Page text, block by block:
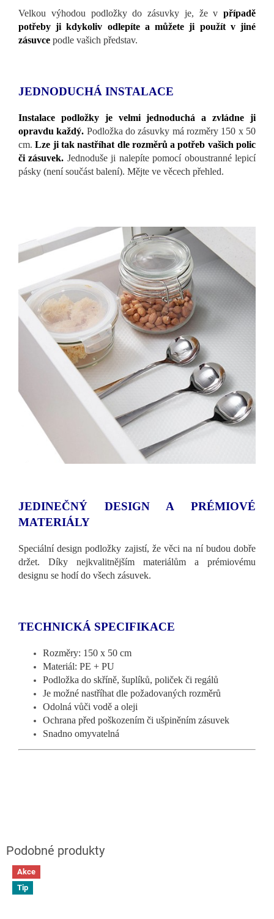
Velkou výhodou podložky do zásuvky je, že v případě
potřeby ji kdykoliv odlepíte a můžete ji použít v jiné
zásuvce podle vašich představ.
JEDNODUCHÁ INSTALACE
Instalace podložky je velmi jednoduchá a zvládne ji
opravdu každý. Podložka do zásuvky má rozměry 150 x 50
cm.Lze ji tak nastříhat dle rozměrů a potřeb vašich polic
či zásuvek. Jednoduše ji nalepíte pomocí oboustranné lepicí
pásky (není součást balení). Mějte ve věcech přehled.
JEDINEČNÝ DESIGN A PRÉMIOVÉ
MATERIÁLY
Speciální design podložky zajistí, že věci na ní budou dobře
držet. Díky nejkvalitnějším materiálům a prémiovému
designu se hodí do všech zásuvek.
TECHNICKÁ SPECIFIKACE
Rozměry: 150 x 50 cm
Materiál: PE + PU
Podložka do skříně, šuplíků, poliček či regálů
Je možné nastříhat dle požadovaných rozměrů
Odolná vůči vodě a oleji
Ochrana před poškozením či ušpiněním zásuvek
Snadno omyvatelná
Akce
Tip